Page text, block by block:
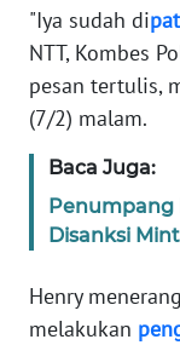
"Iya sudah di
NTT, Kombes
pesan tertulis,
(7/2) malam.
Baca Juga:
Penumpang
Disanksi
Henry
melakukan
KAMI
TENTANG
SIBER